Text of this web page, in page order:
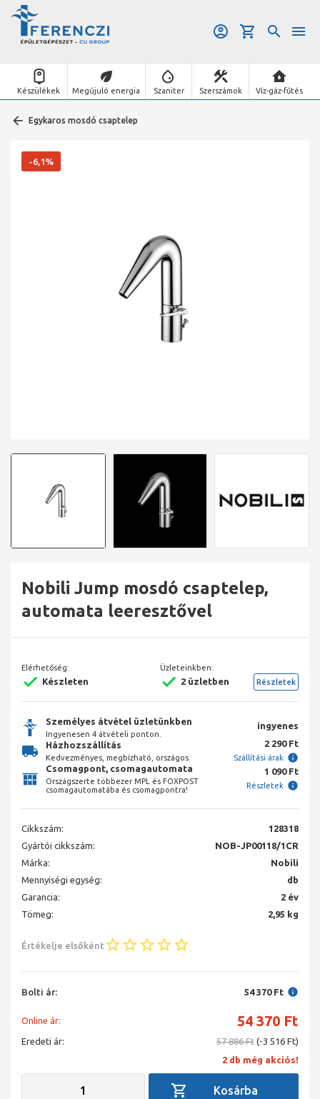
Készülékek Megújuló energia Szaniter Szerszámok Víz-gáz-fűtés
Egykaros mosdó csaptelep
Nobili Jump mosdó csaptelep,
automata leeresztővel
-6,1%
Elérhetőség:
Készleten
Üzleteinkben:
2 üzletben Részletek
Személyes átvétel üzletünkben
Ingyenesen 4 átvételi ponton.
ingyenes
Házhozszállítás
Kedvezményes, megbízható, országos.
2 290 Ft
Szállítási árak
Csomagpont, csomagautomata
Országszerte többezer MPL és FOXPOST
csomagautomatába és csomagpontra!
1 090 Ft
Részletek
Cikkszám:
128318
Gyártói cikkszám:
NOB-JP00118/1CR
Márka:
Nobili
Mennyiségi egység:
db
Garancia:
2 év
Tömeg:
2,95 kg
Értékelje elsőként
Bolti ár: 54 370 Ft
Online ár: 54 370 Ft
Eredeti ár: 57 886 Ft (-3 516 Ft)
2 db még akciós!